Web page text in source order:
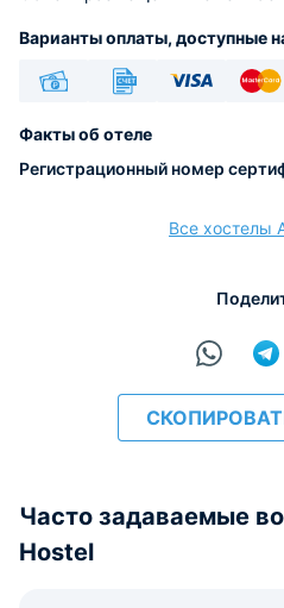
Варианты оплаты, доступные
Факты об отеле
Регистрационный номер
Все хостелы
Часто задаваемые
Hostel